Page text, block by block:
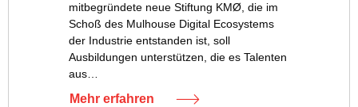
mitbegründete neue Stiftung KMØ, die im
Schoß des Mulhouse Digital Ecosystems
der Industrie entstanden ist, soll
Ausbildungen unterstützen, die es Talenten
aus…
Mehr erfahren